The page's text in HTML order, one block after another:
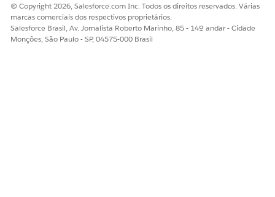
© Copyright 2026, Salesforce.com Inc. Todos os direitos reservados. Várias
marcas comerciais dos respectivos proprietários.
Salesforce Brasil, Av. Jornalista Roberto Marinho, 85 - 14º andar - Cidade
Monções, São Paulo - SP, 04575-000 Brasil